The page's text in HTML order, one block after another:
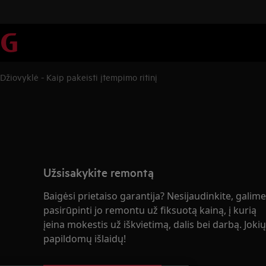
Džiovyklė - Kaip pakeisti įtempimo ritinį
Užsisakykite remontą
Baigėsi prietaiso garantija? Nesijaudinkite, galime
pasirūpinti jo remontu už fiksuotą kainą, į kurią
įeina mokestis už iškvietimą, dalis bei darbą. Jokių
papildomų išlaidų!